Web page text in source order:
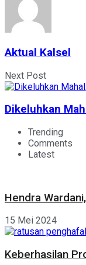
Aktual Kalsel
Next Post
Dikeluhkan
Trending
Comments
Latest
Hendra
15 Mei 2024
Keberhasilan